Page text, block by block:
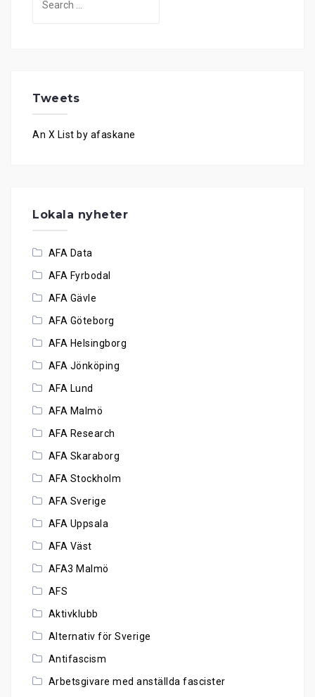
Tweets
An X List by afaskane
Lokala nyheter
AFA Data
AFA Fyrbodal
AFA Gävle
AFA Göteborg
AFA Helsingborg
AFA Jönköping
AFA Lund
AFA Malmö
AFA Research
AFA Skaraborg
AFA Stockholm
AFA Sverige
AFA Uppsala
AFA Väst
AFA3 Malmö
AFS
Aktivklubb
Alternativ för Sverige
Antifascism
Arbetsgivare med anställda fascister